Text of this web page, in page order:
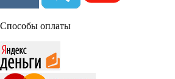
Способы оплаты